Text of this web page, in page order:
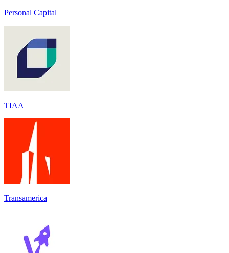
Personal Capital
TIAA
Transamerica